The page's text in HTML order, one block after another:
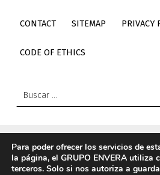
CONTACT SITEMAP PRIVACY
CODE OF ETHICS
© 2026Envera |UsingIcelander
Para poder ofrecer los servicios de
la página, el GRUPO ENVERA utiliza
terceros. Solo si nos autoriza a